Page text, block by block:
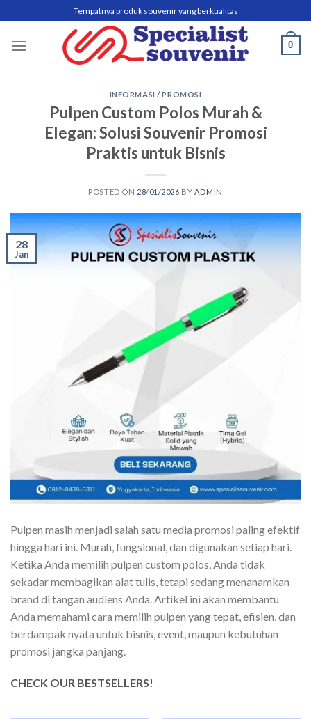
to
content
Tempatnya produk souvenir yang berkualitas
0
INFORMASI / PROMOSI
Pulpen Custom Polos Murah &
Elegan: Solusi Souvenir Promosi
Praktis untuk Bisnis
POSTED ON 28/01/2026 BY ADMIN
28
Jan
Pulpen masih menjadi salah satu media promosi paling efektif
hingga hari ini. Murah, fungsional, dan digunakan setiap hari.
Ketika Anda memilih pulpen custom polos, Anda tidak
sekadar membagikan alat tulis, tetapi sedang menanamkan
brand di tangan audiens Anda. Artikel ini akan membantu
Anda memahami cara memilih pulpen yang tepat, efisien, dan
berdampak nyata untuk bisnis, event, maupun kebutuhan
promosi jangka panjang.
CHECK OUR BESTSELLERS!